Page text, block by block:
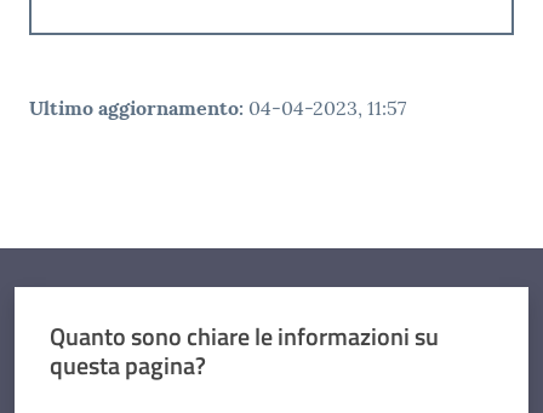
Ultimo aggiornamento: 04-04-2023, 11:57
Quanto sono chiare le informazioni su
questa pagina?